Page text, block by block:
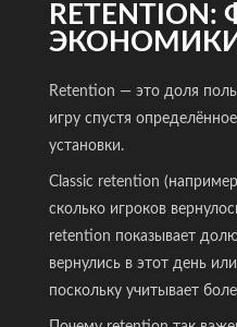
ЭКОНОМИКИ
Retention — это доля
игру спустя
установки.
Classic retention
сколько игроков
retention показывает
вернулись в этот день
поскольку учитывает